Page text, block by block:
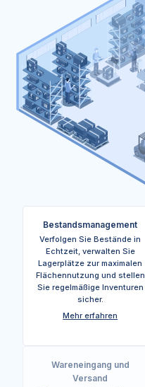
Bestandsmanagement
Verfolgen Sie Bestände in
Echtzeit, verwalten Sie
Lagerplätze zur maximalen
Flächennutzung und stellen
Sie regelmäßige Inventuren
sicher.
Mehr erfahren
Wareneingang und
Versand